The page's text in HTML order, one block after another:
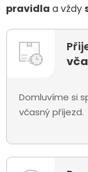
pravidla a vždy
Domluvíme si
včasný příjezd.